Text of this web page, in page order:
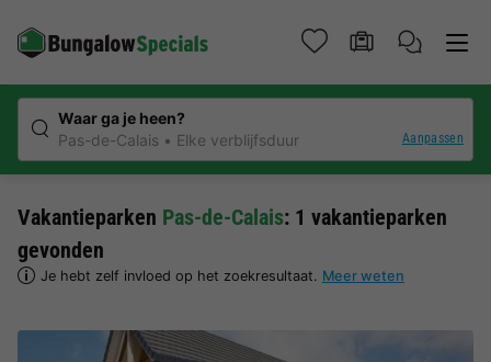
Waar ga je heen?
Pas-de-Calais
Elke verblijfsduur Aanpassen
Vakantieparken Pas-de-Calais: 1 vakantieparken
gevonden
Je hebt zelf invloed op het zoekresultaat. Meer weten